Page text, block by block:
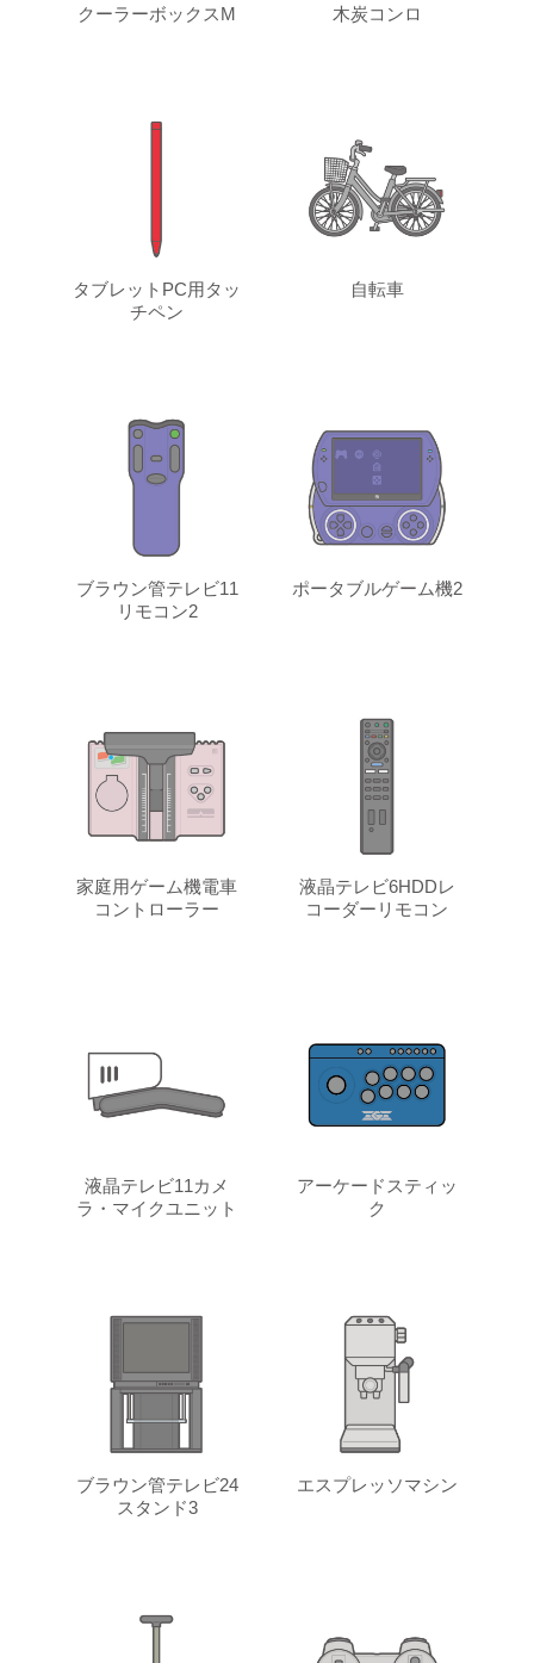
クーラーボックスM 木炭コンロ
タブレットPC用タッ
チペン
自転車
ブラウン管テレビ11
リモコン2
ポータブルゲーム機2
家庭用ゲーム機電車
コントローラー
液晶テレビ6HDDレ
コーダーリモコン
液晶テレビ11カメ
ラ・マイクユニット
アーケードスティッ
ク
ブラウン管テレビ24
スタンド3
エスプレッソマシン